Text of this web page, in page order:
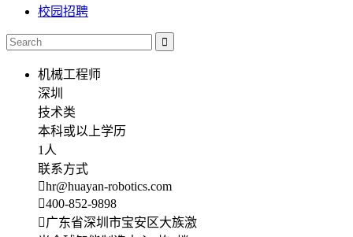
校园招聘
机械工程师
深圳
技术类
本科或以上学历
1人
联系方式
hr@huayan-robotics.com
400-852-9898
广东省深圳市宝安区大族激